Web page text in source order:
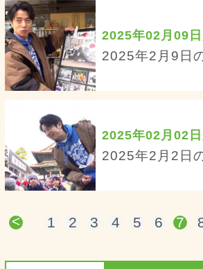
2025年02月09
2025年2月9日
2025年02月02
2025年2月2日
< 1 2 3 4 5 6 7